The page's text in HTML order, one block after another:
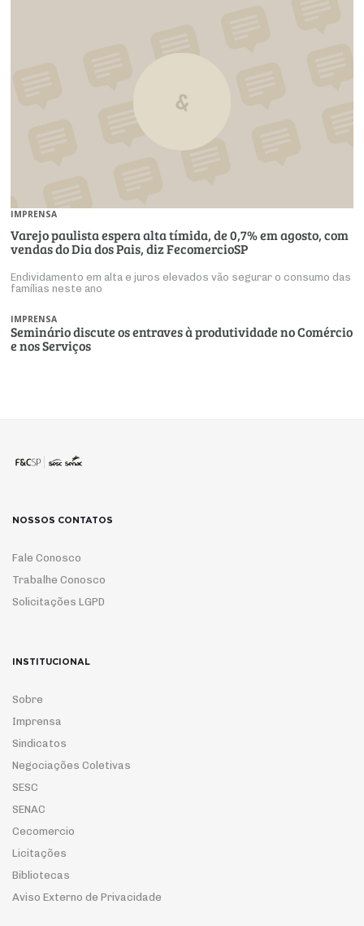
IMPRENSA
Varejo paulista espera alta tímida, de 0,7% em agosto, com
vendas do Dia dos Pais, diz FecomercioSP
Endividamento em alta e juros elevados vão segurar o consumo das
famílias neste ano
IMPRENSA
Seminário discute os entraves à produtividade no Comércio
e nos Serviços
NOSSOS CONTATOS
Fale Conosco
Trabalhe Conosco
Solicitações LGPD
INSTITUCIONAL
Sobre
Imprensa
Sindicatos
Negociações Coletivas
SESC
SENAC
Cecomercio
Licitações
Bibliotecas
Aviso Externo de Privacidade